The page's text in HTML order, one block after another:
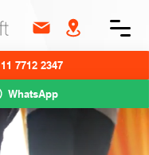
11 7712 2347
WhatsApp